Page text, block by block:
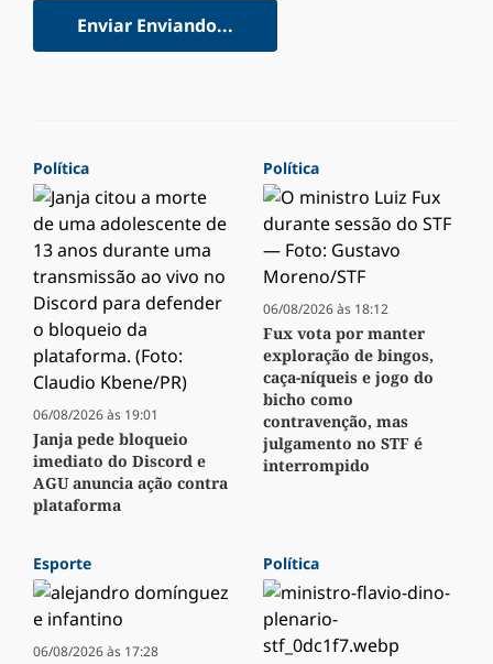
Enviar Enviando...
Política
06/08/2026 às 19:01
Janja pede bloqueio
imediato do Discord e
AGU anuncia ação contra
plataforma
Política
06/08/2026 às 18:12
Fux vota por manter
exploração de bingos,
caça-níqueis e jogo do
bicho como
contravenção, mas
julgamento no STF é
interrompido
Esporte
06/08/2026 às 17:28
Política